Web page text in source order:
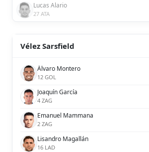
Lucas Alario
27 ATA
Vélez Sarsfield
Álvaro Montero
12 GOL
Joaquín García
4 ZAG
Emanuel Mammana
2 ZAG
Lisandro Magallán
16 LAD